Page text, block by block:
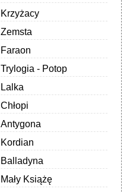
Krzyżacy
Zemsta
Faraon
Trylogia - Potop
Lalka
Chłopi
Antygona
Kordian
Balladyna
Mały Książę